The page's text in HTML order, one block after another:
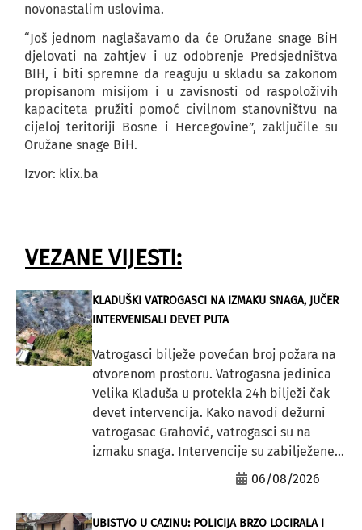
novonastalim uslovima.
“Još jednom naglašavamo da će Oružane snage BiH
djelovati na zahtjev i uz odobrenje Predsjedništva
BIH, i biti spremne da reaguju u skladu sa zakonom
propisanom misijom i u zavisnosti od raspoloživih
kapaciteta pružiti pomoć civilnom stanovništvu na
cijeloj teritoriji Bosne i Hercegovine”, zaključile su
Oružane snage BiH.
Izvor: klix.ba
VEZANE VIJESTI:
KLADUŠKI VATROGASCI NA IZMAKU SNAGA, JUČER
INTERVENISALI DEVET PUTA
Vatrogasci bilježe povećan broj požara na
otvorenom prostoru. Vatrogasna jedinica
Velika Kladuša u protekla 24h bilježi čak
devet intervencija. Kako navodi dežurni
vatrogasac Grahović, vatrogasci su na
izmaku snaga. Intervencije su zabilježene...
06/08/2026
UBISTVO U CAZINU: POLICIJA BRZO LOCIRALA I